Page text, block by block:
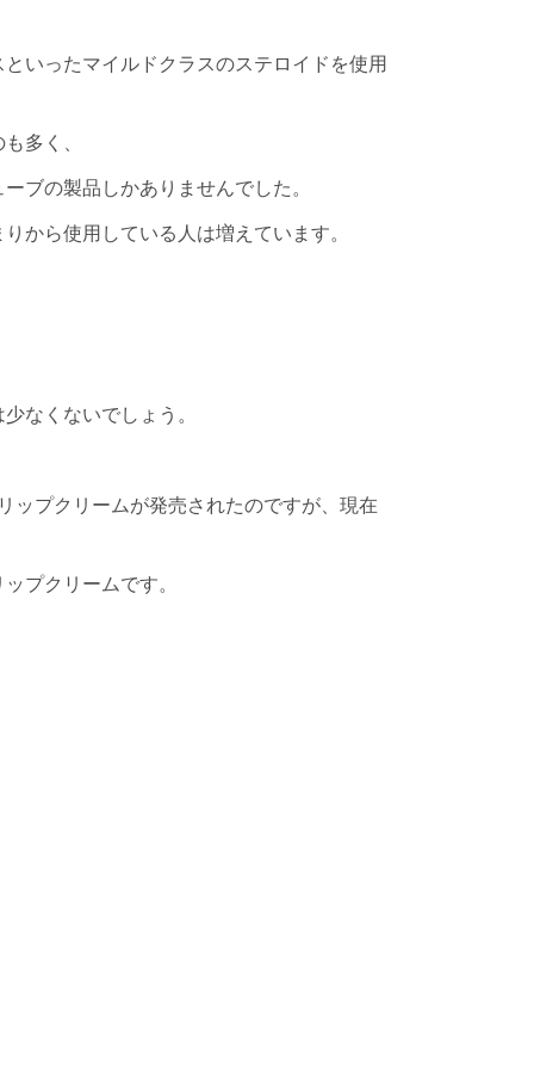
いったマイルドクラスのステロイドを使用
多く、
ブの製品しかありませんでした。
から使用している人は増えています。
なくないでしょう。
ップクリームが発売されたのですが、現在
プクリームです。